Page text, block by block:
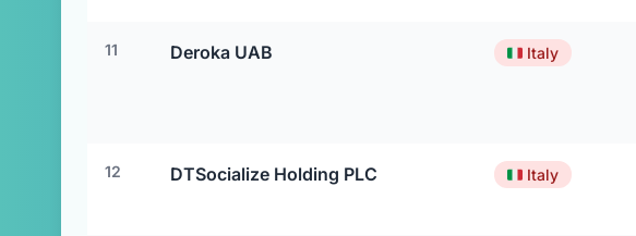
11 Deroka UAB 🇮🇹 Italy
12 DTSocialize Holding PLC 🇮🇹 Italy